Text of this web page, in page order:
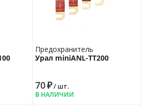
Предохранитель
Урал miniANL-TT200
70₽/ шт.
В НАЛИЧИИ